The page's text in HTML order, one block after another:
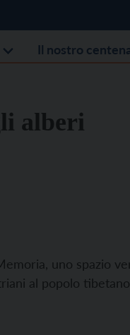
Il nostro
alberi
uno spazio
al popolo